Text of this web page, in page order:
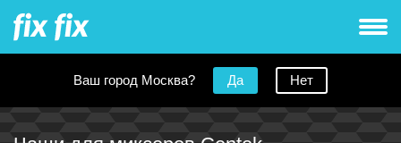
Ваш город Москва? Да Нет